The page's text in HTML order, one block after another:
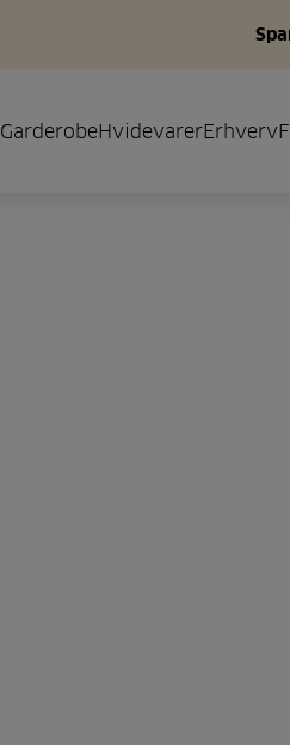
GarderobeHvidevarerErhverv